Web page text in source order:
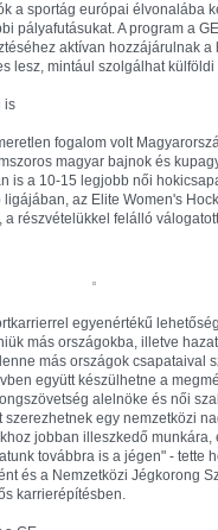
a sportág európai élvonalába
pályafutásukat. A program a
aktívan hozzájárulnak
lesz, mintául szolgálhat
is
fogalom volt
magyar bajnok és
is a 10-15 legjobb női
az Elite Women's
részvételükkel felálló
egyenértékű
más országokba, illetve
más országok csapataival
együtt készülhetne a
alelnöke és női
szerezhetnek egy nemzetközi
jobban illeszkedő
továbbra is a jégen" - tette
és a Nemzetközi Jégkorong
karrierépítésben.